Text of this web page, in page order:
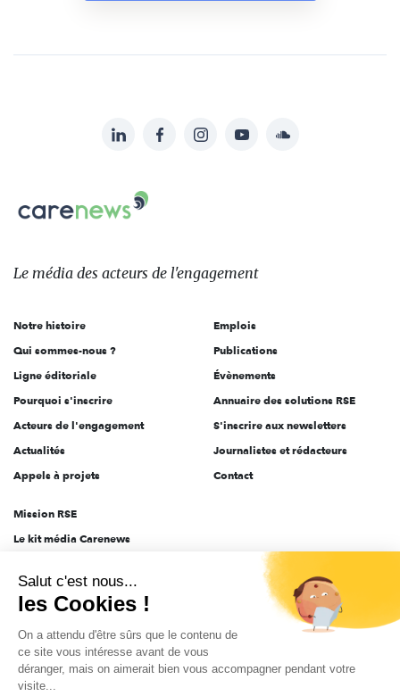
sur:
LinkedInFacebookInstagramYouTubeSoundcloud
Le
des
l'engagement
Le média des acteurs de l'engagement
Notre histoire
Qui sommes-nous ?
Ligne éditoriale
Pourquoi s'inscrire
Acteurs de l'engagement
Actualités
Appels à projets
Emplois
Publications
Évènements
Annuaire des solutions RSE
S'inscrire aux newsletters
Journalistes et rédacteurs
Contact
Mission RSE
Le kit média Carenews
AEF info
Novethic
PRODURABLE
Inclusiv Day
Salut c'est nous...
les Cookies !
On a attendu d'être sûrs que le contenu de
ce site vous intéresse avant de vous
déranger, mais on aimerait bien vous accompagner pendant votre
visite...